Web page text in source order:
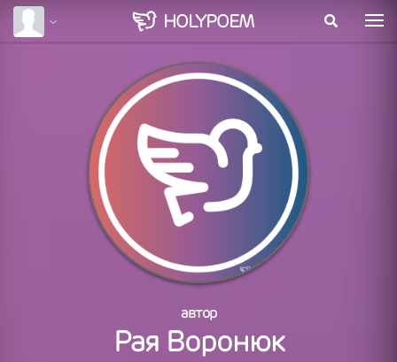
HOLYPOEM
автор
Рая Воронюк